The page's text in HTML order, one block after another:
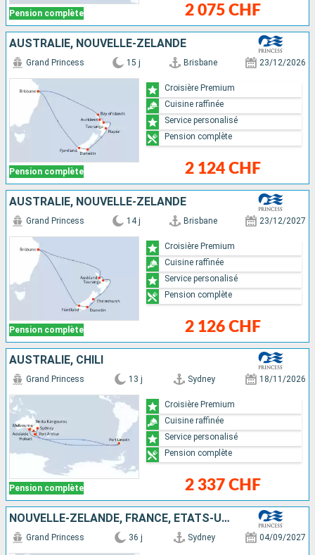
Pension complète 2 075 CHF
AUSTRALIE, NOUVELLE-ZÉLANDE
Pension complète
Grand Princess 15 j Brisbane 23/12/2026
2 124 CHF
Croisière Premium
Cuisine raffinée
Service personalisé
Pension complète
AUSTRALIE, NOUVELLE-ZÉLANDE
Pension complète
Grand Princess 14 j Brisbane 23/12/2027
2 126 CHF
Croisière Premium
Cuisine raffinée
Service personalisé
Pension complète
AUSTRALIE, CHILI
Pension complète
Grand Princess 13 j Sydney 18/11/2026
2 337 CHF
Croisière Premium
Cuisine raffinée
Service personalisé
Pension complète
NOUVELLE-ZÉLANDE, FRANCE, ÉTATS-UNIS, SAMOA, FIDJI (ÎLES), AUSTRALIE
Grand Princess 36 j Sydney 04/09/2027